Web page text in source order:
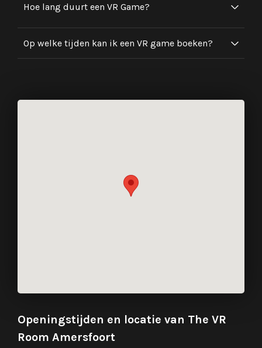
Hoe lang duurt een VR Game?
Op welke tijden kan ik een VR game boeken?
Openingstijden en locatie van The VR
Room Amersfoort